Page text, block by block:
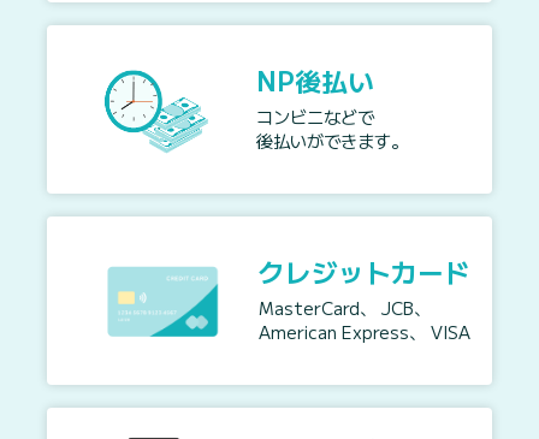
NP後払い
コンビニなどで
後払いができます。
クレジットカード
MasterCard、 JCB、
American Express、 VISA